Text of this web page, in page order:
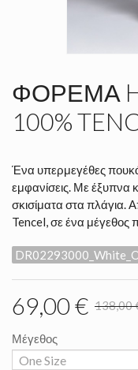
ΦΌΡΕΜΑ
100%
Ένα υπερμεγέθες
εμφανίσεις. Με έξυπνα
σκισίματα στα
Tencel, σε ένα μέγεθος
69,00 € 138,00
Μέγεθος